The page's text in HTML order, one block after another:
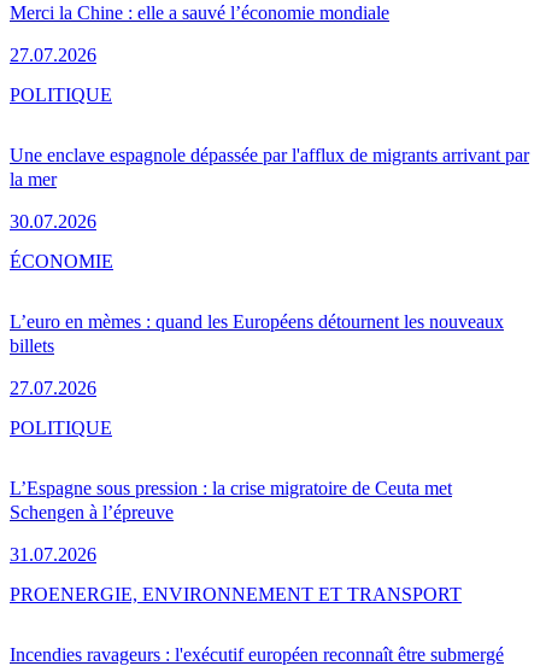
Merci la Chine : elle a sauvé l’économie mondiale
27.07.2026
Une enclave espagnole dépassée par l'afflux de migrants arrivant par
la mer
30.07.2026
POLITIQUE
L’euro en mèmes : quand les Européens détournent les nouveaux
billets
27.07.2026
ÉCONOMIE
L’Espagne sous pression : la crise migratoire de Ceuta met
Schengen à l’épreuve
31.07.2026
POLITIQUE
Incendies ravageurs : l'exécutif européen reconnaît être submergé
PROENERGIE, ENVIRONNEMENT ET TRANSPORT